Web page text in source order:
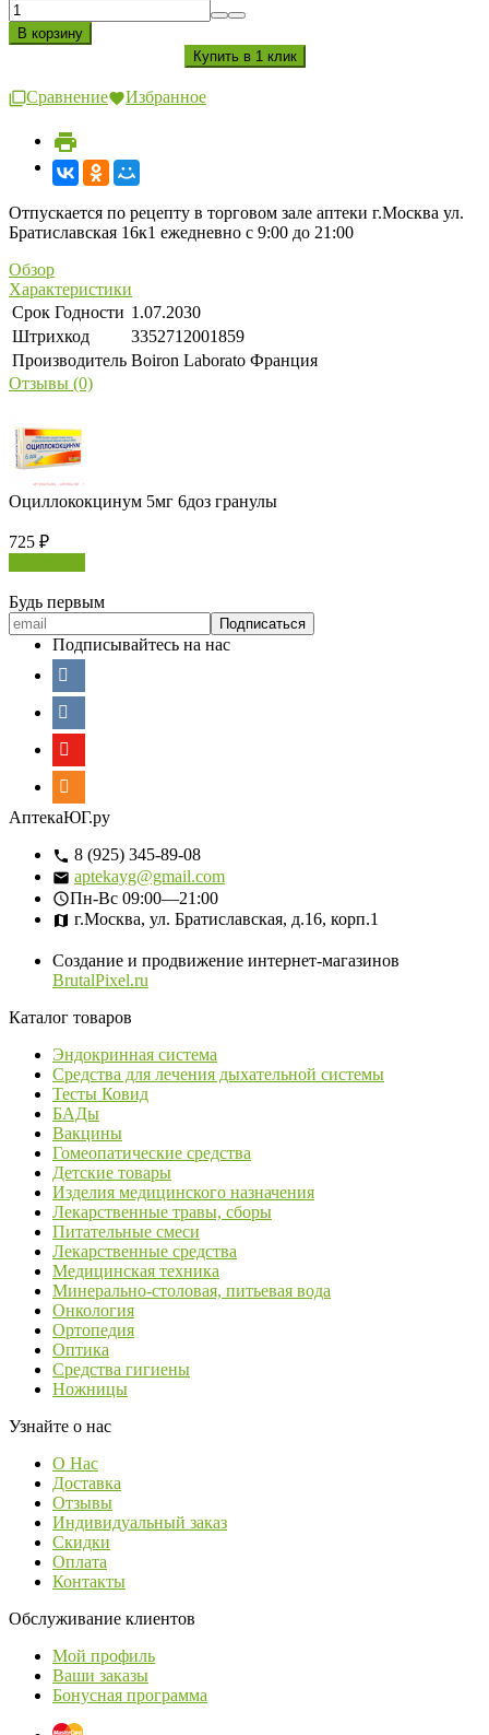
Сравнение Избранное
Отпускается по рецепту в торговом зале аптеки г.Москва ул.
Братиславская 16к1 ежедневно с 9:00 до 21:00
Обзор
Характеристики
Срок Годности 1.07.2030
Штрихкод
3352712001859
Производитель Boiron Laborato Франция
Отзывы (0)
Оциллококцинум 5мг 6доз гранулы
725 ₽
Будь первым
Подписывайтесь на нас
АптекаЮГ.ру
8 (925) 345-89-08
aptekayg@gmail.com
Пн-Вс 09:00—21:00
г.Москва, ул. Братиславская, д.16, корп.1
Создание и продвижение интернет-магазинов
BrutalPixel.ru
Каталог товаров
Эндокринная система
Средства для лечения дыхательной системы
Тесты Ковид
БАДы
Вакцины
Гомеопатические средства
Детские товары
Изделия медицинского назначения
Лекарственные травы, сборы
Питательные смеси
Лекарственные средства
Медицинская техника
Минерально-столовая, питьевая вода
Онкология
Ортопедия
Оптика
Средства гигиены
Ножницы
Узнайте о нас
О Нас
Доставка
Отзывы
Индивидуальный заказ
Скидки
Оплата
Контакты
Обслуживание клиентов
Мой профиль
Ваши заказы
Бонусная программа